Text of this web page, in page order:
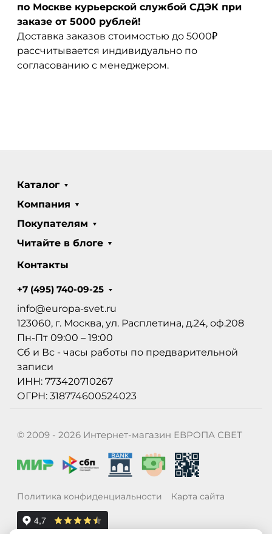
по Москве курьерской службой СДЭК при
заказе от 5000 рублей!
Доставка заказов стоимостью до 5000₽
рассчитывается индивидуально по
согласованию с менеджером.
Каталог
Компания
Покупателям
Читайте в блоге
Контакты
+7 (495) 740-09-25
info@europa-svet.ru
123060, г. Москва, ул. Расплетина, д.24, оф.208
Пн-Пт 09:00 – 19:00
Сб и Вс - часы работы по предварительной
записи
ИНН: 773420710267
ОГРН: 318774600524023
© 2009 - 2026 Интернет-магазин ЕВРОПА СВЕТ
Политика конфиденциальности Карта сайта